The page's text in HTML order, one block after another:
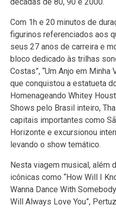
Com 1h e 20 minutos de
figurinos referenciados aos
seus 27 anos de carreira e
bloco dedicado às trilhas
Costas”, “Um Anjo em Minha
que conquistou a estatueta
Homenageando Whitey
Shows pelo Brasil inteiro,
capitais importantes como
Horizonte e excursionou
levando o show temático.
Nesta viagem musical, além
icônicas como “How Will I
Wanna Dance With
Will Always Love You”,